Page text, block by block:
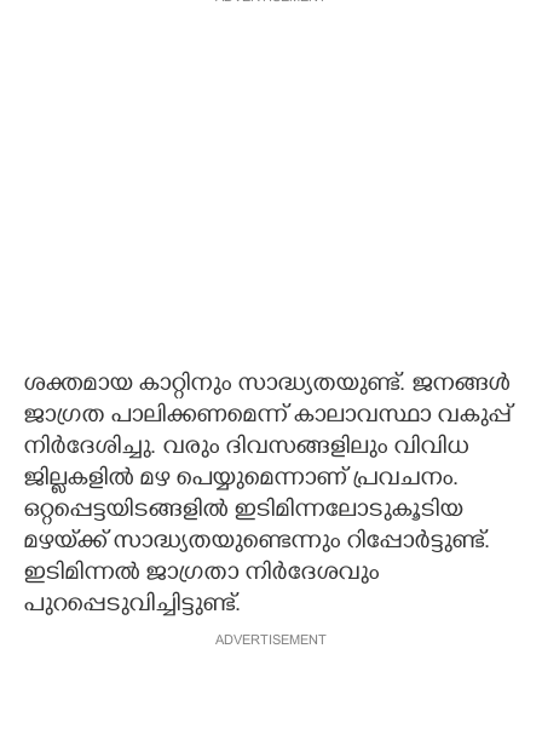
ശക്തമായ കാറ്റിനും സാദ്ധ്യതയുണ്ട്. ജനങ്ങൾ
ജാഗ്രത പാലിക്കണമെന്ന് കാലാവസ്ഥാ വകുപ്പ്
നിർദേശിച്ചു. വരും ദിവസങ്ങളിലും വിവിധ
ജില്ലകളിൽ മഴ പെയ്യുമെന്നാണ് പ്രവചനം.
ഒറ്റപ്പെട്ടയിടങ്ങളിൽ ഇടിമിന്നലോടുകൂടിയ
മഴയ്‌ക്ക് സാദ്ധ്യതയുണ്ടെന്നും റിപ്പോർട്ടുണ്ട്.
ഇടിമിന്നൽ ജാഗ്രതാ നിർദേശവും
പുറപ്പെടുവിച്ചിട്ടുണ്ട്.
ADVERTISEMENT